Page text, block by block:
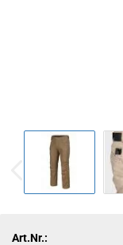
Art.Nr.: